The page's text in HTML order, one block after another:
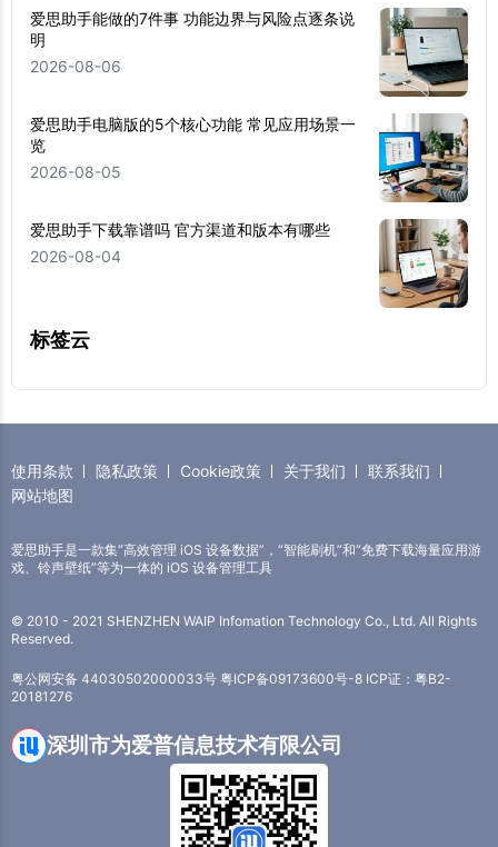
爱思助手能做的7件事 功能边界与风险点逐条说
明
2026-08-06
爱思助手电脑版的5个核心功能 常见应用场景一
览
2026-08-05
爱思助手下载靠谱吗 官方渠道和版本有哪些
2026-08-04
标签云
使用条款 隐私政策 Cookie政策 关于我们
联系我们
网站地图
爱思助手是一款集“高效管理 iOS 设备数据”，“智能刷机”和“免费下载海量应用游
戏、铃声壁纸”等为一体的 iOS 设备管理工具
© 2010 - 2021 SHENZHEN WAIP Infomation Technology Co., Ltd. All Rights
Reserved.
粤公网安备 44030502000033号 粤ICP备09173600号-8 ICP证：粤B2-
20181276
深圳市为爱普信息技术有限公司